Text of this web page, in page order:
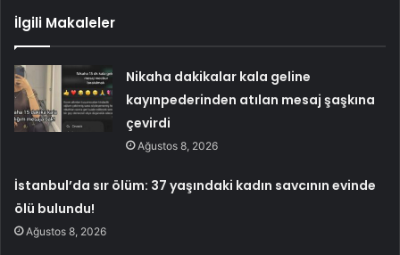
İlgili Makaleler
Nikaha dakikalar kala geline
kayınpederinden atılan mesaj şaşkına
çevirdi
Ağustos 8, 2026
İstanbul’da sır ölüm: 37 yaşındaki kadın savcının evinde
ölü bulundu!
Ağustos 8, 2026